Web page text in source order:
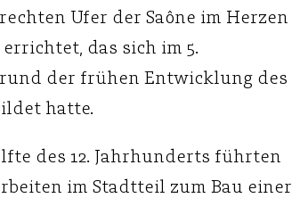
Ufer der Saône im Herzen
das sich im 5.
der frühen Entwicklung des
hatte.
des 12. Jahrhunderts führten
im Stadtteil zum Bau einer